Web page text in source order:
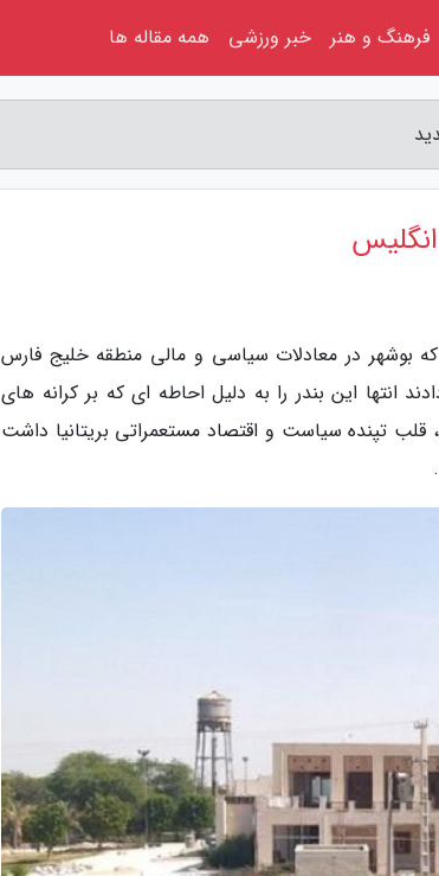
بوشهر در معادلات سیاسی و مالی منطقه خلیج فارس
انتها این بندر را به دلیل احاطه ای که بر کرانه های
تپنده سیاست و اقتصاد مستعمراتی بریتانیا داشت
فرهنگ و هنر خبر ورزشی همه مقاله ها